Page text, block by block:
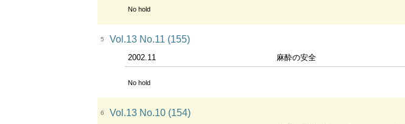
No hold
5 Vol.13 No.11 (155)
2002.11 麻酔の安全
No hold
6 Vol.13 No.10 (154)